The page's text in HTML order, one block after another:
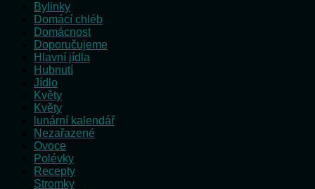
Bylinky
Domácí chléb
Domácnost
Doporučujeme
Hlavní jídla
Hubnutí
Jídlo
Květy
Květy
lunární kalendář
Nezařazené
Ovoce
Polévky
Recepty
Stromky